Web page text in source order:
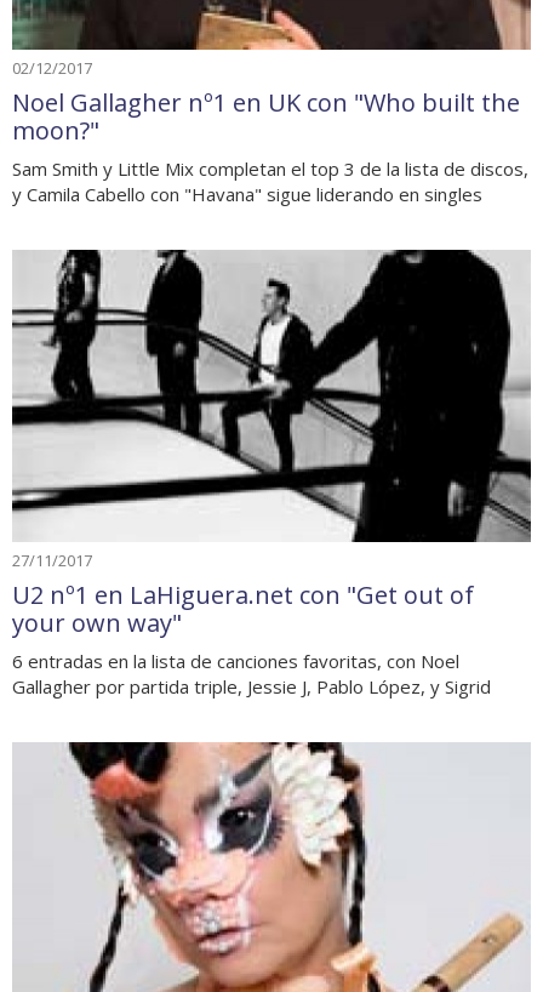
02/12/2017
Noel Gallagher nº1 en UK con "Who built the
moon?"
Sam Smith y Little Mix completan el top 3 de la lista de discos,
y Camila Cabello con "Havana" sigue liderando en singles
27/11/2017
U2 nº1 en LaHiguera.net con "Get out of
your own way"
6 entradas en la lista de canciones favoritas, con Noel
Gallagher por partida triple, Jessie J, Pablo López, y Sigrid